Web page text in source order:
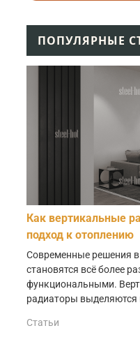
ПОПУЛЯРНЫЕ
Как вертикальные
подход к отоплению
Современные решения в
становятся всё более
функциональными.
радиаторы выделяются
Статьи